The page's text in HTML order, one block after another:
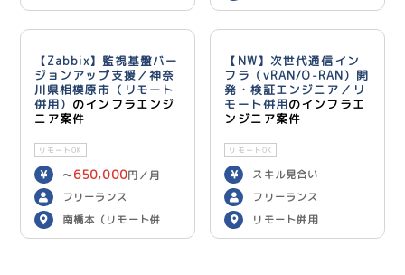
ン）
【Zabbix】監視基盤バー
ジョンアップ支援／神奈
川県相模原市（リモート
併用） のインフラエンジ
ニア案件
リモートOK
〜650,000円／月
フリーランス
南橋本（リモート併
用）
【NW】次世代通信イン
フラ（vRAN/O-RAN）開
発・検証エンジニア／リ
モート併用のインフラエ
ンジニア案件
リモートOK
スキル見合い
フリーランス
リモート併用